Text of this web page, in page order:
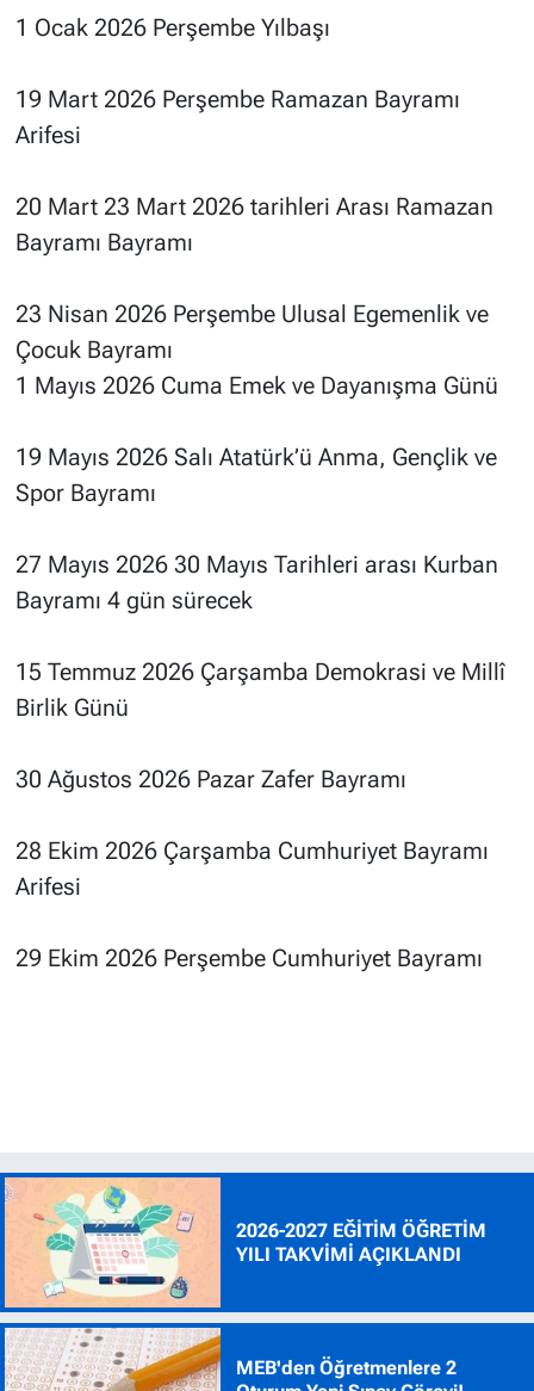
1 Ocak 2026 Perşembe Yılbaşı
19 Mart 2026 Perşembe Ramazan Bayramı
Arifesi
20 Mart 23 Mart 2026 tarihleri Arası Ramazan
Bayramı Bayramı
23 Nisan 2026 Perşembe Ulusal Egemenlik ve
Çocuk Bayramı
1 Mayıs 2026 Cuma Emek ve Dayanışma Günü
19 Mayıs 2026 Salı Atatürk’ü Anma, Gençlik ve
Spor Bayramı
27 Mayıs 2026 30 Mayıs Tarihleri arası Kurban
Bayramı 4 gün sürecek
15 Temmuz 2026 Çarşamba Demokrasi ve Millî
Birlik Günü
30 Ağustos 2026 Pazar Zafer Bayramı
28 Ekim 2026 Çarşamba Cumhuriyet Bayramı
Arifesi
29 Ekim 2026 Perşembe Cumhuriyet Bayramı
2026-2027 EĞİTİM ÖĞRETİM
YILI TAKVİMİ AÇIKLANDI
MEB'den Öğretmenlere 2